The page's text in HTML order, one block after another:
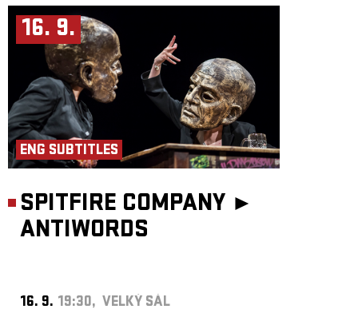
16. 9.
ENG SUBTITLES
SPITFIRE COMPANY ►
ANTIWORDS
16. 9. 19:30, VELKÝ SÁL